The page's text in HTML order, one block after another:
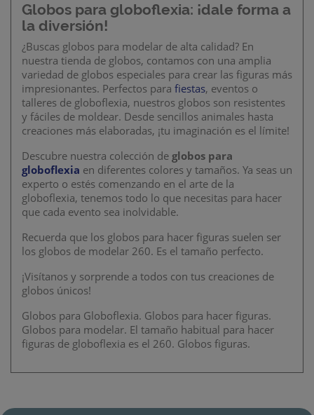
Globos para globoflexia: ¡dale forma a
la diversión!
¿Buscas globos para modelar de alta calidad? En
nuestra tienda de globos, contamos con una amplia
variedad de globos especiales para crear las figuras más
impresionantes. Perfectos para fiestas, eventos o
talleres de globoflexia, nuestros globos son resistentes
y fáciles de moldear. Desde sencillos animales hasta
creaciones más elaboradas, ¡tu imaginación es el límite!
Descubre nuestra colección de globos para
globoflexia en diferentes colores y tamaños. Ya seas un
experto o estés comenzando en el arte de la
globoflexia, tenemos todo lo que necesitas para hacer
que cada evento sea inolvidable.
Recuerda que los globos para hacer figuras suelen ser
los globos de modelar 260. Es el tamaño perfecto.
¡Visítanos y sorprende a todos con tus creaciones de
globos únicos!
Globos para Globoflexia. Globos para hacer figuras.
Globos para modelar. El tamaño habitual para hacer
figuras de globoflexia es el 260. Globos figuras.